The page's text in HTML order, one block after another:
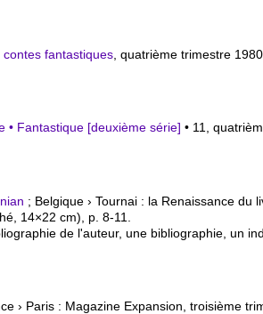
contes fantastiques, quatrième trimestre
• Fantastique [deuxième série] • 11,
; Belgique › Tournai : la Renaissance du
14×22 cm), p. 8-11.
de l'auteur, une bibliographie, un
› Paris : Magazine Expansion, troisième